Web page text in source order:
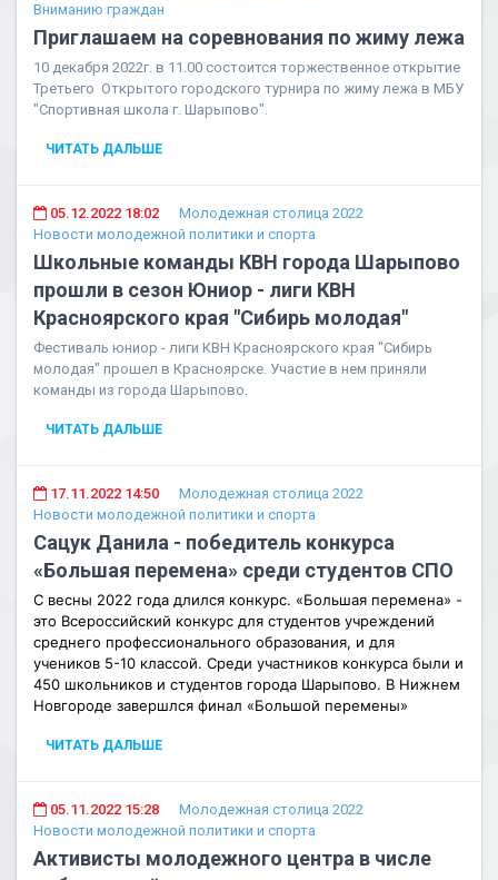
Вниманию граждан
Приглашаем на соревнования по жиму лежа
10 декабря 2022г. в 11.00 состоится торжественное открытие
Третьего Открытого городского турнира по жиму лежа в МБУ
"Спортивная школа г. Шарыпово".
ЧИТАТЬ ДАЛЬШЕ
05.12.2022 18:02
Молодежная столица 2022
Новости молодежной политики и спорта
Школьные команды КВН города Шарыпово
прошли в сезон Юниор - лиги КВН
Красноярского края "Сибирь молодая"
Фестиваль юниор - лиги КВН Красноярского края "Сибирь
молодая" прошел в Красноярске. Участие в нем приняли
команды из города Шарыпово.
ЧИТАТЬ ДАЛЬШЕ
17.11.2022 14:50
Молодежная столица 2022
Новости молодежной политики и спорта
Сацук Данила - победитель конкурса
«Большая перемена» среди студентов СПО
С весны 2022 года длился конкурс. «Большая перемена» -
это Всероссийский конкурс для студентов учреждений
среднего профессионального образования,​ и для
учеников 5-10 классой. Среди участников конкурса были и
450 школьников и студентов города Шарыпово. В Нижнем
Новгороде завершлся финал «Большой перемены»
ЧИТАТЬ ДАЛЬШЕ
05.11.2022 15:28
Молодежная столица 2022
Новости молодежной политики и спорта
Активисты молодежного центра в числе